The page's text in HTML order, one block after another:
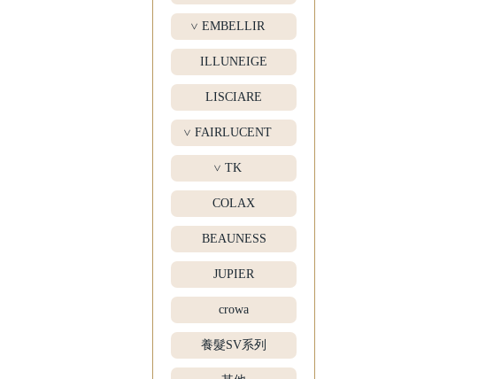
> EMBELLIR
ILLUNEIGE
LISCIARE
> FAIRLUCENT
> TK
COLAX
BEAUNESS
JUPIER
crowa
養髮SV系列